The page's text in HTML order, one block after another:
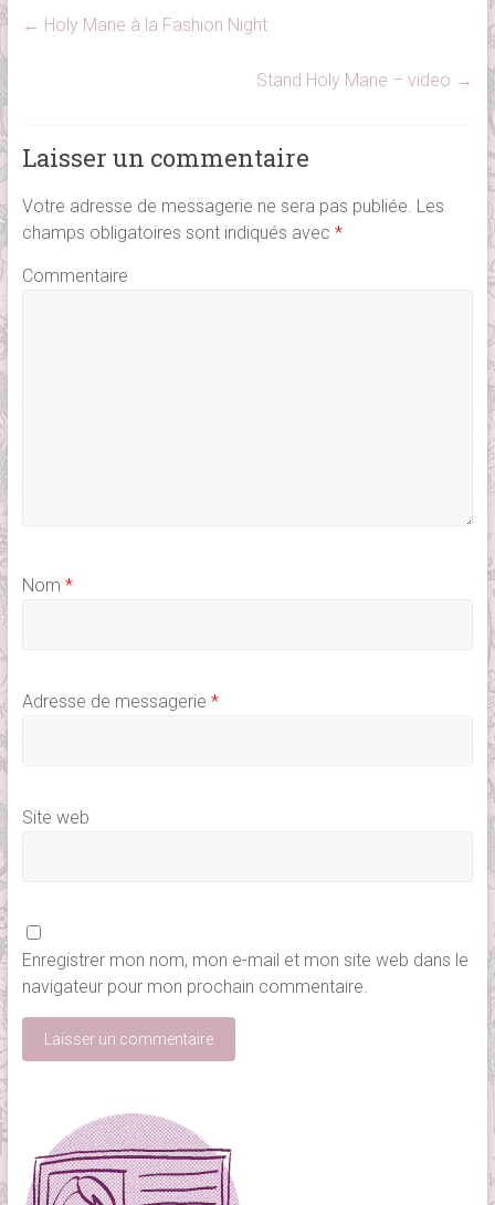
← Holy Mane à la Fashion Night
Stand Holy Mane – video →
Laisser un commentaire
Votre adresse de messagerie ne sera pas publiée. Les
champs obligatoires sont indiqués avec *
Commentaire
Nom *
Adresse de messagerie *
Site web
Enregistrer mon nom, mon e-mail et mon site web dans le
navigateur pour mon prochain commentaire.